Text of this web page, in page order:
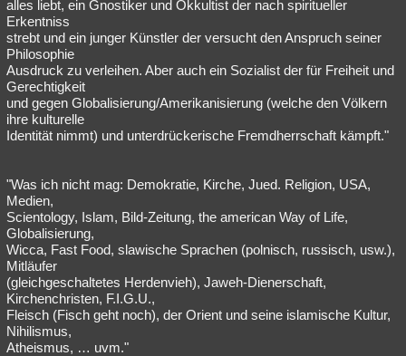
alles liebt, ein Gnostiker und Okkultist der nach spiritueller
Erkentniss
strebt und ein junger Künstler der versucht den Anspruch seiner
Philosophie
Ausdruck zu verleihen. Aber auch ein Sozialist der für Freiheit und
Gerechtigkeit
und gegen Globalisierung/Amerikanisierung (welche den Völkern
ihre kulturelle
Identität nimmt) und unterdrückerische Fremdherrschaft kämpft."
"Was ich nicht mag: Demokratie, Kirche, Jued. Religion, USA,
Medien,
Scientology, Islam, Bild-Zeitung, the american Way of Life,
Globalisierung,
Wicca, Fast Food, slawische Sprachen (polnisch, russisch, usw.),
Mitläufer
(gleichgeschaltetes Herdenvieh), Jaweh-Dienerschaft,
Kirchenchristen, F.I.G.U.,
Fleisch (Fisch geht noch), der Orient und seine islamische Kultur,
Nihilismus,
Atheismus, … uvm."